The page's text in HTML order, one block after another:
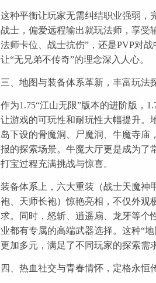
这种平衡让玩家无需纠结职业强弱，
战士，偏爱远程输出就玩法师，享受
法师卡位、战士抗伤”，还是PVP对
让“无兄弟不传奇”的理念深入人心。
三、地图与装备体系革新，丰富玩法
作为1.75“江山无限”版本的进阶版，
让游戏的可玩性和耐玩性大幅提升。
岛下设的骨魔洞、尸魔洞、牛魔寺庙
报的探索场景。牛魔大厅更是成为了
打宝过程充满挑战与惊喜。
装备体系上，六大重装（战士天魔神
袍、天师长袍）惊艳亮相，不仅外观
求。同时，怒斩、逍遥扇、龙牙等个
业都有专属的高端武器选择。这种“
更加多元，满足了不同玩家的探索需
四、热血社交与青春情怀，定格永恒